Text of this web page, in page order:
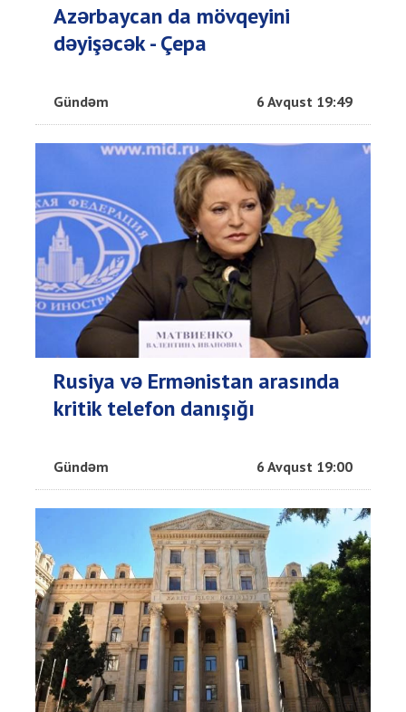
Azərbaycan da mövqeyini
dəyişəcək - Çepa
Gündəm 6 Avqust 19:49
Rusiya və Ermənistan arasında
kritik telefon danışığı
Gündəm 6 Avqust 19:00